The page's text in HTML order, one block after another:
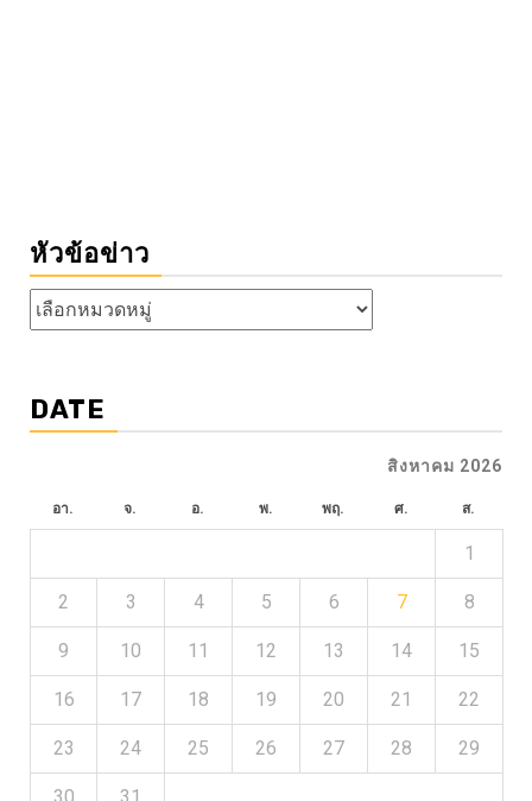
หัวข้อข่าว
หัวข้อ
ข่าว
DATE
สิงหาคม 2026
อา. จ. อ. พ. พฤ. ศ. ส.
1
2 3 4 5 6 7 8
9 10 11 12 13 14 15
16 17 18 19 20 21 22
23 24 25 26 27 28 29